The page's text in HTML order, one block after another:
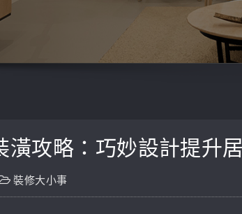
潢攻略：巧妙設計提升
裝修大小事